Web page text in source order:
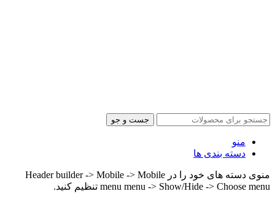
جست و جو
منو
دسته بندی ها
منوی دسته های خود را در Header builder -> Mobile -> Mobile
menu menu -> Show/Hide -> Choose menu تنظیم کنید.